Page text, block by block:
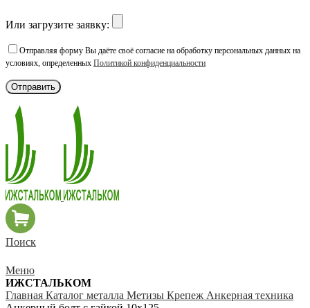
Или загрузите заявку:
Отправляя форму Вы даёте своё согласие на обработку персональных данных на
условиях, определенных Политикой конфиденциальности
Поиск
Меню
ИЖСТАЛЬКОМ
Главная Каталог металла Метизы Крепеж Анкерная техника